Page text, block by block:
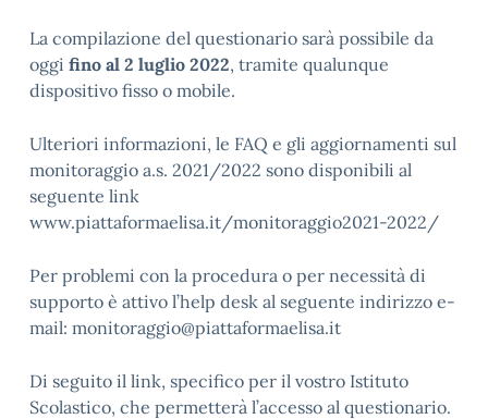
La compilazione del questionario sarà possibile da
oggi fino al 2 luglio 2022, tramite qualunque
dispositivo fisso o mobile.
Ulteriori informazioni, le FAQ e gli aggiornamenti sul
monitoraggio a.s. 2021/2022 sono disponibili al
seguente link
www.piattaformaelisa.it/monitoraggio2021-2022/
Per problemi con la procedura o per necessità di
supporto è attivo l’help desk al seguente indirizzo e-
mail: monitoraggio@piattaformaelisa.it
Di seguito il link, specifico per il vostro Istituto
Scolastico, che permetterà l’accesso al questionario.